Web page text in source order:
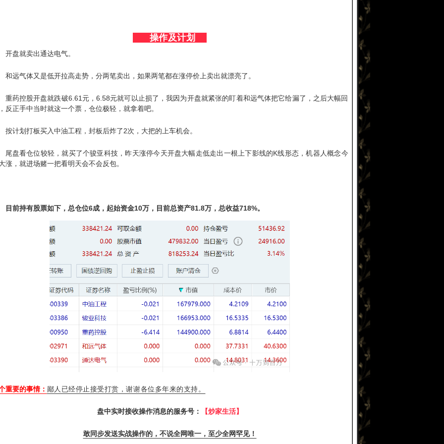
操作及计划
开盘就卖出通达电气。
和远气体又是低开拉高走势，分两笔卖出，如果两笔都在涨停价上卖出就漂亮了。
重药控股开盘就跌破6.61元，6.58元就可以止损了，我因为开盘就紧张的盯着和远气体把它给漏了，之后大幅回
反正手中当时就这一个票，仓位极轻，就拿着吧。
按计划打板买入中油工程，封板后炸了2次，大把的上车机会。
尾盘看仓位较轻，就买了个骏亚科技，昨天涨停今天开盘大幅走低走出一根上下影线的K线形态，机器人概念今
涨，就进场赌一把看明天会不会反包。
目前持有股票如下，总仓位6成，起始资金10万，目前总资产81.8万，总收益718%。
重要的事情： 鄙人已经停止接受打赏，谢谢各位多年来的支持。
盘中实时接收操作消息的服务号： 【炒家生活】
敢同步发送实战操作的，不说全网唯一，至少全网罕见！